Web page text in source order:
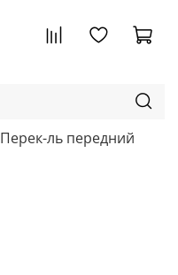
Перек-ль передний